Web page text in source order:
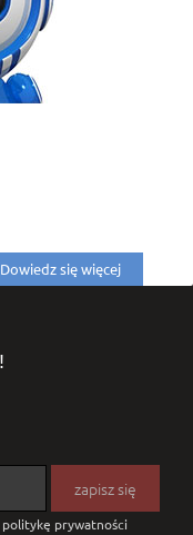
Dowiedz się więcej
prywatności